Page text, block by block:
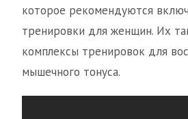
которое рекомендуются
тренировки для женщин. Их
комплексы тренировок для
мышечного тонуса.